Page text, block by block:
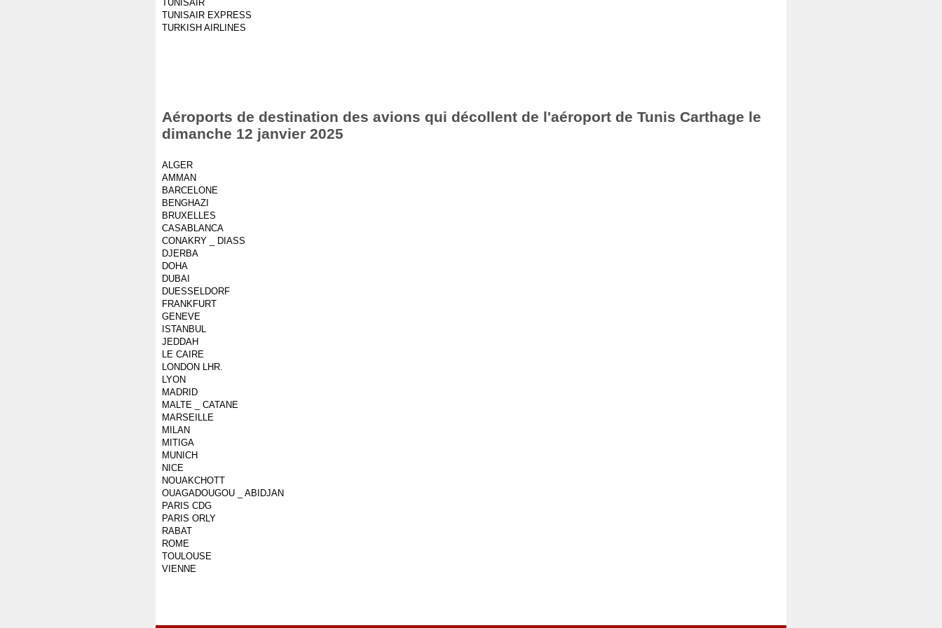
TUNISAIR
TUNISAIR EXPRESS
TURKISH AIRLINES
Aéroports de destination des avions qui décollent de l'aéroport de Tunis Carthage le
dimanche 12 janvier 2025
ALGER
AMMAN
BARCELONE
BENGHAZI
BRUXELLES
CASABLANCA
CONAKRY _ DIASS
DJERBA
DOHA
DUBAI
DUESSELDORF
FRANKFURT
GENEVE
ISTANBUL
JEDDAH
LE CAIRE
LONDON LHR.
LYON
MADRID
MALTE _ CATANE
MARSEILLE
MILAN
MITIGA
MUNICH
NICE
NOUAKCHOTT
OUAGADOUGOU _ ABIDJAN
PARIS CDG
PARIS ORLY
RABAT
ROME
TOULOUSE
VIENNE